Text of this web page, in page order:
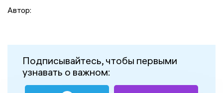
Автор:
Подписывайтесь, чтобы первыми
узнавать о важном: